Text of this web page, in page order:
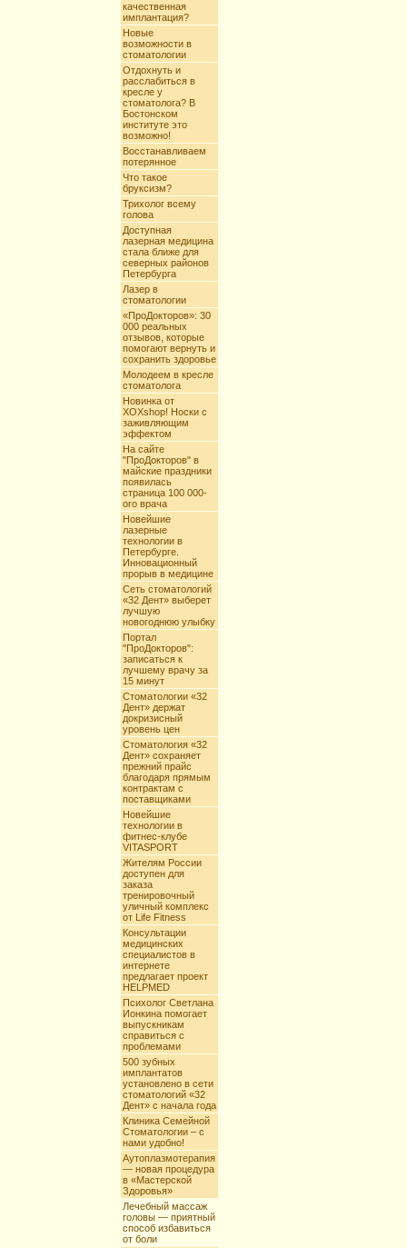
качественная
имплантация?
Новые
возможности в
стоматологии
Отдохнуть и
расслабиться в
кресле у
стоматолога? В
Бостонском
институте это
возможно!
Восстанавливаем
потерянное
Что такое
бруксизм?
Трихолог всему
голова
Доступная
лазерная медицина
стала ближе для
северных районов
Петербурга
Лазер в
стоматологии
«ПроДокторов»: 30
000 реальных
отзывов, которые
помогают вернуть и
сохранить здоровье
Молодеем в кресле
стоматолога
Новинка от
XOXshop! Носки с
заживляющим
эффектом
На сайте
"ПроДокторов" в
майские праздники
появилась
страница 100 000-
ого врача
Новейшие
лазерные
технологии в
Петербурге.
Инновационный
прорыв в медицине
Сеть стоматологий
«32 Дент» выберет
лучшую
новогоднюю улыбку
Портал
"ПроДокторов":
записаться к
лучшему врачу за
15 минут
Стоматологии «32
Дент» держат
докризисный
уровень цен
Стоматология «32
Дент» сохраняет
прежний прайс
благодаря прямым
контрактам с
поставщиками
Новейшие
технологии в
фитнес-клубе
VITASPORT
Жителям России
доступен для
заказа
тренировочный
уличный комплекс
от Life Fitness
Консультации
медицинских
специалистов в
интернете
предлагает проект
HELPMED
Психолог Светлана
Ионкина помогает
выпускникам
справиться с
проблемами
500 зубных
имплантатов
установлено в сети
стоматологий «32
Дент» с начала года
Клиника Семейной
Стоматологии – с
нами удобно!
Аутоплазмотерапия
— новая процедура
в «Мастерской
Здоровья»
Лечебный массаж
головы — приятный
способ избавиться
от боли